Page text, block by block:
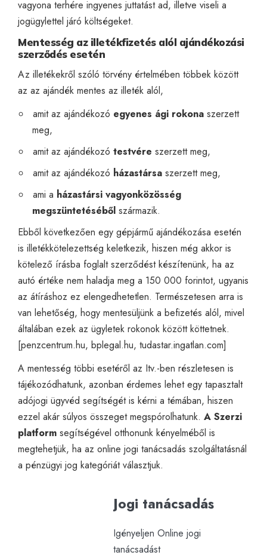
vagyona terhére ingyenes juttatást ad, illetve viseli a
jogügylettel járó költségeket.
Mentesség az illetékfizetés alól ajándékozási
szerződés esetén
Az illetékekről szóló törvény értelmében többek között
az az ajándék mentes az illeték alól,
amit az ajándékozó egyenes ági rokonaszerzett
meg,
amit az ajándékozó testvére szerzett meg,
amit az ajándékozó házastársaszerzett meg,
ami a házastársi vagyonközösség
megszüntetéséből származik.
Ebből következően egy gépjármű ajándékozása esetén
is illetékkötelezettség keletkezik, hiszen még akkor is
kötelező írásba foglalt szerződést készítenünk, ha az
autó értéke nem haladja meg a 150 000 forintot, ugyanis
az átíráshoz ez elengedhetetlen. Természetesen arra is
van lehetőség, hogy mentesüljünk a befizetés alól, mivel
általában ezek az ügyletek rokonok között köttetnek.
[penzcentrum.hu, bplegal.hu, tudastar.ingatlan.com]
A mentesség többi esetéről az Itv.-ben részletesen is
tájékozódhatunk, azonban érdemes lehet egy tapasztalt
adójogi ügyvéd segítségét is kérni a témában, hiszen
ezzel akár súlyos összeget megspórolhatunk. A Szerzi
platform segítségével otthonunk kényelméből is
megtehetjük, ha az online jogi tanácsadás szolgáltatásnál
a pénzügyi jog kategóriát választjuk.
Jogi tanácsadás
Igényeljen Online jogi
tanácsadást